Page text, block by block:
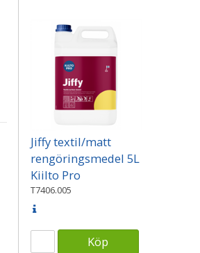
Jiffy textil/matt
rengöringsmedel 5L
Kiilto Pro
T7406.005
Köp